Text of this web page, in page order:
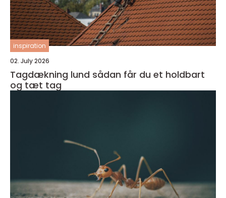
inspiration
02. July 2026
Tagdækning lund sådan får du et holdbart
og tæt tag